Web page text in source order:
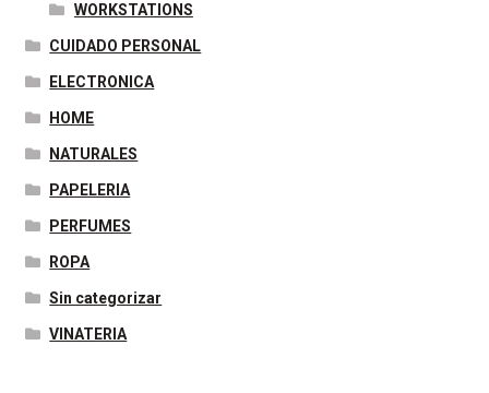
WORKSTATIONS
CUIDADO PERSONAL
ELECTRONICA
HOME
NATURALES
PAPELERIA
PERFUMES
ROPA
Sin categorizar
VINATERIA